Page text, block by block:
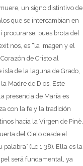
un signo distintivo de
que se intercambian en
pues brota del
nos, es “la imagen y el
de Cristo al
de la laguna de Grado,
Madre de Dios. Este
presencia de María es
con la fe y la tradición
hacia la Virgen de Pinè,
del Cielo desde el
(Lc 1,38). Ella es la
será fundamental, ya